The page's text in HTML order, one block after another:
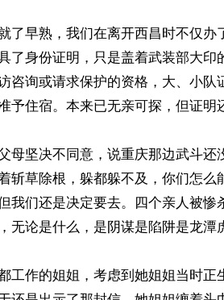
了早熟，我们在离开西昌时不仅办
了身份证明，只是盖着武装部大印
咨询或请求保护的资格，大、小
予住宿。本来已无亲可探，但证明
母坚决不同意，说重庆那边武斗
斩草除根，躲都躲不及，你们怎么
我们还是决定要去。四个亲人被惨
无论是什么，是阴谋是陷阱是龙潭
工作的姐姐，考虑到她姐姐当时正